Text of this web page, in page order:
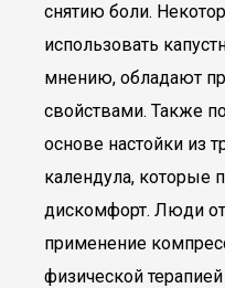
снятию боли.
использовать
мнению, обладают
свойствами. Также
основе настойки из
календула, которые
дискомфорт. Люди
применение
физической